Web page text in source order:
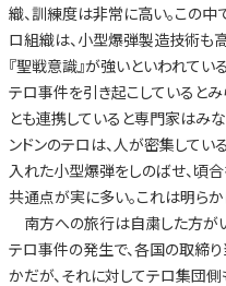
織、訓練度は非常に高い。この中
ロ組織は、小型爆弾製造技術も
『聖戦意識』が強いといわれてい
テロ事件を引き起こしているとみ
とも連携していると専門家はみな
ンドンのテロは、人が密集してい
入れた小型爆弾をしのばせ、頃合
共通点が実に多い。これは明らか
南方への旅行は自粛した方が
テロ事件の発生で、各国の取締
かだが、それに対してテロ集団